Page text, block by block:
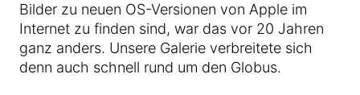
Bilder zu neuen OS-Versionen von Apple im
Internet zu finden sind, war das vor 20 Jahren
ganz anders. Unsere Galerie verbreitete sich
denn auch schnell rund um den Globus.